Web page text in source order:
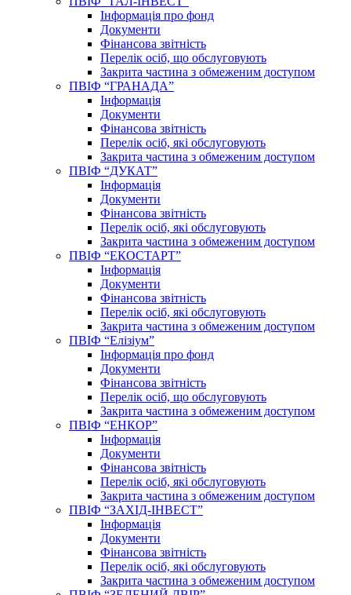
Інформація про фонд
Документи
Фінансова звітність
Перелік осіб, що обслуговують
Закрита частина з обмеженим доступом
ПВІФ “ГРАНАДА”
Інформація
Документи
Фінансова звітність
Перелік осіб, які обслуговують
Закрита частина з обмеженим доступом
ПВІФ “ДУКАТ”
Інформація
Документи
Фінансова звітність
Перелік осіб, які обслуговують
Закрита частина з обмеженим доступом
ПВІФ “ЕКОСТАРТ”
Інформація
Документи
Фінансова звітність
Перелік осіб, які обслуговують
Закрита частина з обмеженим доступом
ПВІФ “Елізіум”
Інформація про фонд
Документи
Фінансова звітність
Перелік осіб, що обслуговують
Закрита частина з обмеженим доступом
ПВІФ “ЕНКОР”
Інформація
Документи
Фінансова звітність
Перелік осіб, які обслуговують
Закрита частина з обмеженим доступом
ПВІФ “ЗАХІД-ІНВЕСТ”
Інформація
Документи
Фінансова звітність
Перелік осіб, які обслуговують
Закрита частина з обмеженим доступом